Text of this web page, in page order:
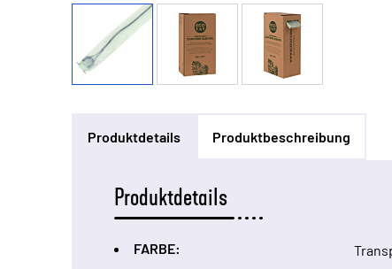
Produktdetails Produktbeschreibung
Produktdetails
FARBE: